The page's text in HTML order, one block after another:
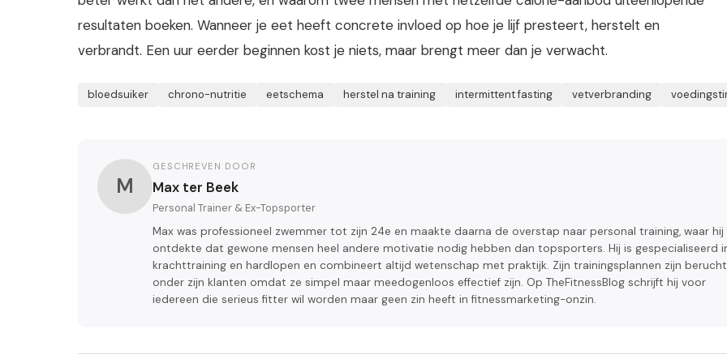
resultaten boeken. Wanneer je eet heeft concrete invloed op hoe je lijf presteert, herstelt en
verbrandt. Een uur eerder beginnen kost je niets, maar brengt meer dan je verwacht.
bloedsuiker chrono-nutritie eetschema herstel na training intermittent fasting vetverbranding
M
GESCHREVEN DOOR
Max ter Beek
Personal Trainer & Ex-Topsporter
Max was professioneel zwemmer tot zijn 24e en maakte daarna de overstap naar personal training, waar hij
ontdekte dat gewone mensen heel andere motivatie nodig hebben dan topsporters. Hij is gespecialiseerd
krachttraining en hardlopen en combineert altijd wetenschap met praktijk. Zijn trainingsplannen zijn berucht
onder zijn klanten omdat ze simpel maar meedogenloos effectief zijn. Op TheFitnessBlog schrijft hij voor
iedereen die serieus fitter wil worden maar geen zin heeft in fitnessmarketing-onzin.